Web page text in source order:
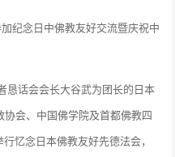
纪念日中佛教友好交流暨庆祝中
话会会长大谷武为团长的日本
会、中国佛学院及首都佛教四
忆念日本佛教友好先德法会，